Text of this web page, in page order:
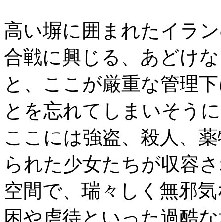
高い塀に囲まれたイラ
合戦に興じる、あどけ
と、ここが厳重な管理
とを忘れてしまいそう
ここには強盗、殺人、
られた少女たちが収容
空間で、瑞々しく無邪
困や虐待といった過酷